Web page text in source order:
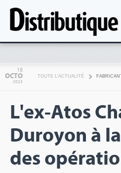
18
OCTO
2023
TOUTE L'ACTUALITÉ
L'ex-Atos
Duroyon à
des